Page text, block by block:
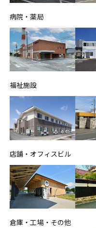
病院・薬局
福祉施設
店舗・オフィスビル
倉庫・工場・その他